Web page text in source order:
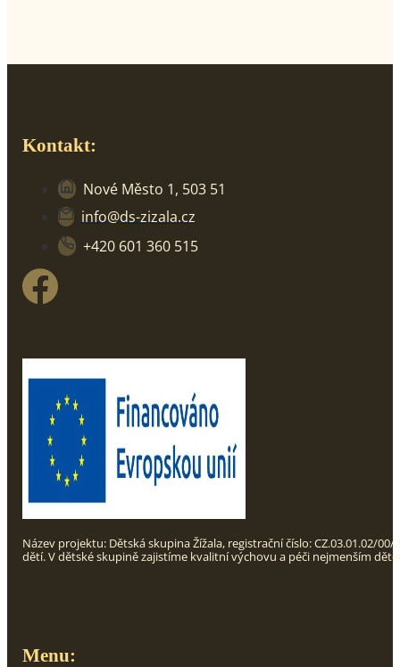
Kontakt:
Nové Město 1, 503 51
info@ds-zizala.cz
+420 601 360 515
Název projektu: Dětská skupina Žížala, registrační číslo: CZ.03.01.02/
dětí. V dětské skupině zajistíme kvalitní výchovu a péči nejmenším
Menu: